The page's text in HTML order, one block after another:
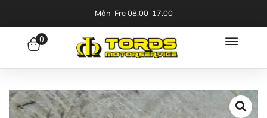
Mån-Fre 08.00-17.00
0